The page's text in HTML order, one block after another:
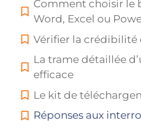
Comment choisir le
Word, Excel ou
Vérifier la crédibilité
La trame détaillée
efficace
Le kit de
Réponses aux